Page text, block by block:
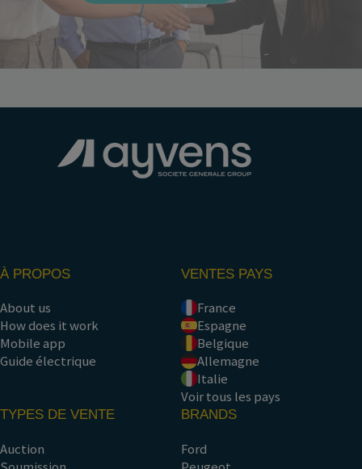
À PROPOS
About us
How does it work
Mobile app
Guide électrique
VENTES PAYS
France
Espagne
Belgique
Allemagne
Italie
Voir tous les pays
TYPES DE VENTE
Auction
BRANDS
Ford